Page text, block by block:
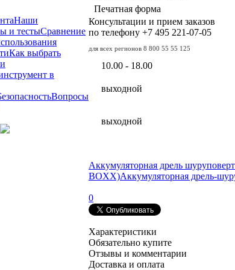
Наши
и тестыСравнение
Как выбрать
в
Вопросы
Печатная форма
Консультации и прием заказов
по телефону +7 495 221-07-05
для всех регионов 8 800 55 55 125
10.00 - 18.00
выходной
выходной
Аккумуляторная дрель
BOXX)Аккумуляторная дрель-
0
Характеристики
Обязательно купите
Отзывы и комментарии
Доставка и оплата